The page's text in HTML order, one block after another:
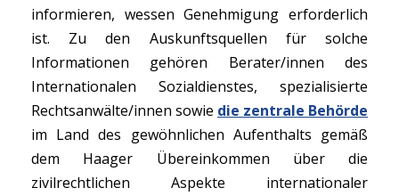
informieren, wessen Genehmigung erforderlich
ist. Zu den Auskunftsquellen für solche
Informationen gehören Berater/innen des
Internationalen Sozialdienstes, spezialisierte
Rechtsanwälte/innen sowie die zentrale Behörde
im Land des gewöhnlichen Aufenthalts gemäß
dem Haager Übereinkommen über die
zivilrechtlichen Aspekte internationaler